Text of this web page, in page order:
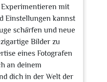
mit
Einstellungen kannst
schärfen und neue
Bilder zu
eines Fotografen
an deinem
dich in der Welt der